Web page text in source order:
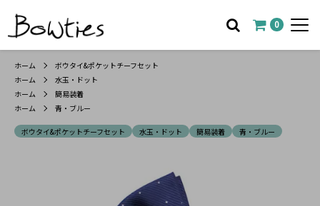
0
ホーム
ボウタイ&ポケットチーフセット
ホーム
水玉・ドット
ホーム
簡易装着
ホーム
青・ブルー
ボウタイ&ポケットチーフセット 水玉・ドット 簡易装着 青・ブルー